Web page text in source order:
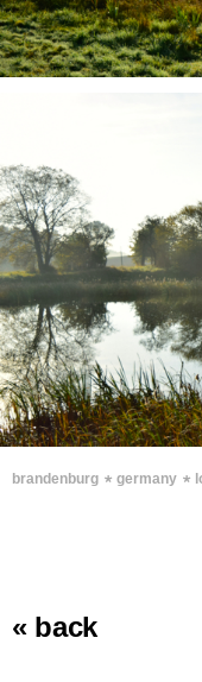
brandenburg ∗germany ∗
« back